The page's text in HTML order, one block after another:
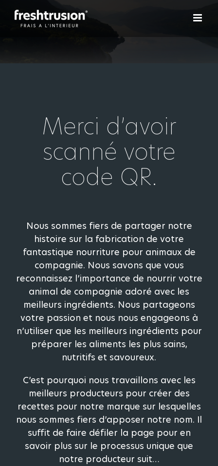
Passer
au
Merci d’avoir
scanné votre
code QR.
Nous sommes fiers de partager notre
histoire sur la fabrication de votre
fantastique nourriture pour animaux de
compagnie. Nous savons que vous
reconnaissez l’importance de nourrir votre
animal de compagnie adoré avec les
meilleurs ingrédients. Nous partageons
votre passion et nous nous engageons à
n’utiliser que les meilleurs ingrédients pour
préparer les aliments les plus sains,
nutritifs et savoureux.
C’est pourquoi nous travaillons avec les
meilleurs producteurs pour créer des
recettes pour notre marque sur lesquelles
nous sommes fiers d’apposer notre nom. Il
suffit de faire défiler la page pour en
savoir plus sur le processus unique que
notre producteur suit…